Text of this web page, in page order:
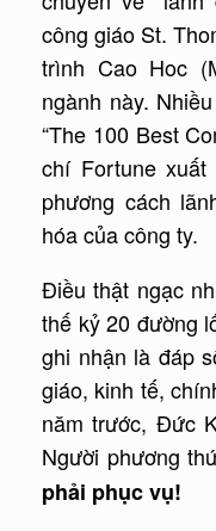
công giáo St.
trình Cao Hoc
ngành này.
“The 100 Best
chí Fortune
phương cách
hóa của công ty.
Điều thật ngạc
thế kỷ 20 đường
ghi nhận là đáp
giáo, kinh tế,
năm trước, Đức
Người phương
phải phục vụ!